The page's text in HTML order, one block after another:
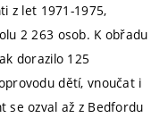
z let 1971-1975,
2 263 osob. K obřadu
dorazilo 125
dětí, vnoučat i
se ozval až z Bedfordu